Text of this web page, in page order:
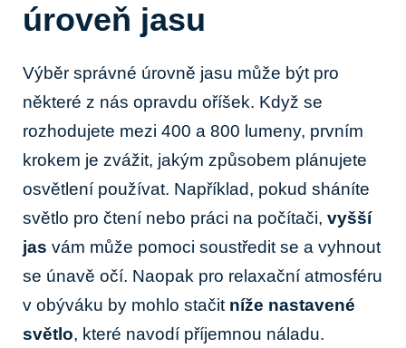
úroveň‍ jasu
Výběr správné úrovně jasu může být ⁢pro
některé z nás opravdu ​oříšek. Když se⁢
rozhodujete⁢ mezi 400 a 800 lumeny,⁢ prvním
krokem je ⁤zvážit, jakým způsobem plánujete
osvětlení používat. Například, pokud sháníte
světlo pro čtení nebo práci ‌na ⁢počítači, vyšší‍
jas vám ⁤může pomoci soustředit se ⁣a ⁤vyhnout
se únavě očí.⁢ Naopak⁤ pro relaxační ⁣atmosféru
v obýváku by​ mohlo stačit níže⁤ nastavené
světlo, které navodí ​příjemnou náladu.